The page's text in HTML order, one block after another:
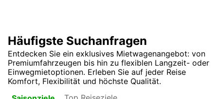
Häufigste Suchanfragen
Entdecken Sie ein exklusives Mietwagenangebot: von
Premiumfahrzeugen bis hin zu flexiblen Langzeit- oder
Einwegmietoptionen. Erleben Sie auf jeder Reise
Komfort, Flexibilität und höchste Qualität.